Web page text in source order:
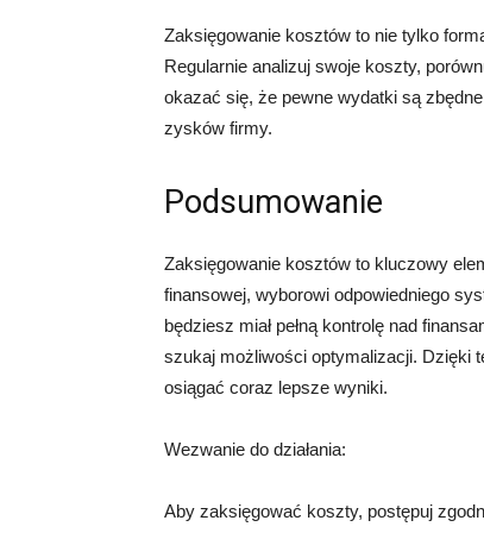
Zaksięgowanie kosztów to nie tylko
Regularnie analizuj swoje koszty,
okazać się, że pewne wydatki są
zysków firmy.
Podsumowanie
Zaksięgowanie kosztów to kluczowy
finansowej, wyborowi odpowiedniego
będziesz miał pełną kontrolę nad
szukaj możliwości optymalizacji. Dzięki
osiągać coraz lepsze wyniki.
Wezwanie do działania:
Aby zaksięgować koszty, postępuj